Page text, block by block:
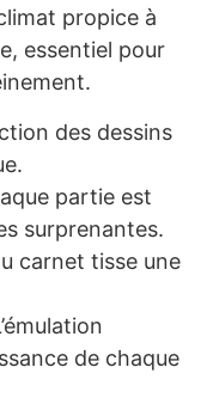
propice à
essentiel pour
des dessins
partie est
surprenantes.
carnet tisse une
de chaque